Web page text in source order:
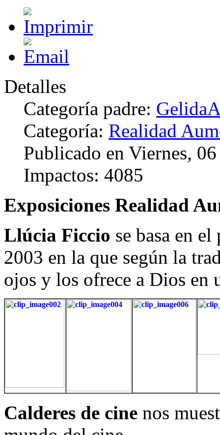
Detalles
Categoría padre:
Categoría: Realidad
Publicado en Viernes,
Impactos: 4085
Exposiciones Realidad
Llúcia Ficcio se basa en
2003 en la que según la
ojos y los ofrece a Dios en
Calderes de cine nos